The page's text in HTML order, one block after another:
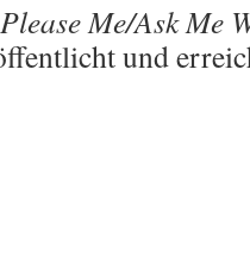
Me/Ask Me
und